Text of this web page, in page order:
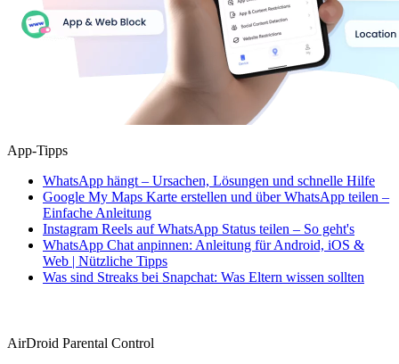
App-Tipps
WhatsApp hängt – Ursachen, Lösungen und schnelle Hilfe
Google My Maps Karte erstellen und über WhatsApp teilen –
Einfache Anleitung
Instagram Reels auf WhatsApp Status teilen – So geht's
WhatsApp Chat anpinnen: Anleitung für Android, iOS &
Web | Nützliche Tipps
Was sind Streaks bei Snapchat: Was Eltern wissen sollten
AirDroid Parental Control